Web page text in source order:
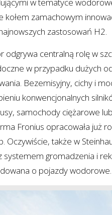
kołem zamachowym
zastosowań H2.
odgrywa centralną rolę w
w przypadku dużych
Bezemisyjny, cichy i
konwencjonalnych
samochody ciężarowe
Fronius opracowała już
Oczywiście, także w
systemem gromadzenia i
o pojazdy wodorowe.